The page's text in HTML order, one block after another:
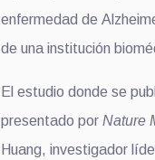
enfermedad de
de una institución
El estudio donde se
presentado por Nature
Huang, investigador